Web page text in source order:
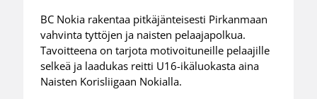
BC Nokia rakentaa pitkäjänteisesti Pirkanmaan
vahvinta tyttöjen ja naisten pelaajapolkua.
Tavoitteena on tarjota motivoituneille pelaajille
selkeä ja laadukas reitti U16-ikäluokasta aina
Naisten Korisliigaan Nokialla.